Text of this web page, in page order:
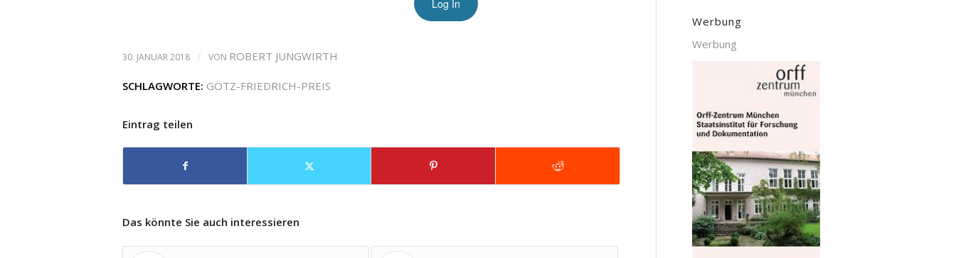
30. JANUAR 2018 / VON ROBERT JUNGWIRTH
SCHLAGWORTE: GÖTZ-FRIEDRICH-PREIS
Eintrag teilen
Das könnte Sie auch interessieren
Werbung
Werbung